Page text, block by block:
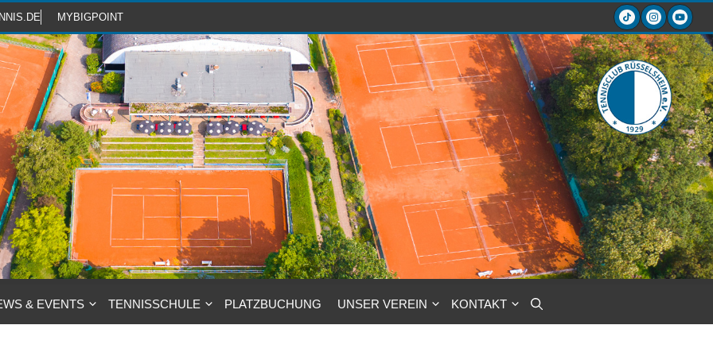
MYBIGPOINT
& EVENTS TENNISSCHULE PLATZBUCHUNG UNSER VEREIN KONTAKT